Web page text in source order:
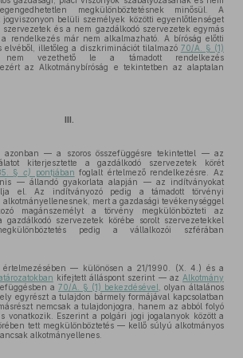
megkülönböztetésnek minősül. A
belüli személyek közötti egyenlőtlenséget
szervezetek és a nem gazdálkodó szervezetek egymás
rendelkezés már nem alkalmazható. A bíróság előtti
elvéből, illetőleg a diszkriminációt tilalmazó 70/A. § (1)
vezethető le a támadott rendelkezés
az Alkotmánybíróság e tekintetben az alaptalan
III.
azonban — a szoros összefüggésre tekintettel — az
kiterjesztette a gazdálkodó szervezetek körét
§c) pontjában foglalt értelmező rendelkezésre. Az
— állandó gyakorlata alapján — az indítványokat
el. Az indítványozó pedig a támadott törvényi
mert a gazdasági tevékenységgel
magánszemélyt a törvény megkülönbözteti az
szervezetek körébe sorolt szervezetekkel
pedig a vállalkozói szférában
értelmezésében — különösen a 21/1990. (X. 4.) és a
kifejtett álláspont szerint — az Alkotmány
a 70/A. § (1) bekezdésével , olyan általános
egyrészt a tulajdon bármely formájával kapcsolatban
nemcsak a tulajdonjogra, hanem az abból folyó
vonatkozik. Eszerint a polgári jogi jogalanyok között a
tett megkülönböztetés — kellő súlyú alkotmányos
alkotmányellenes.